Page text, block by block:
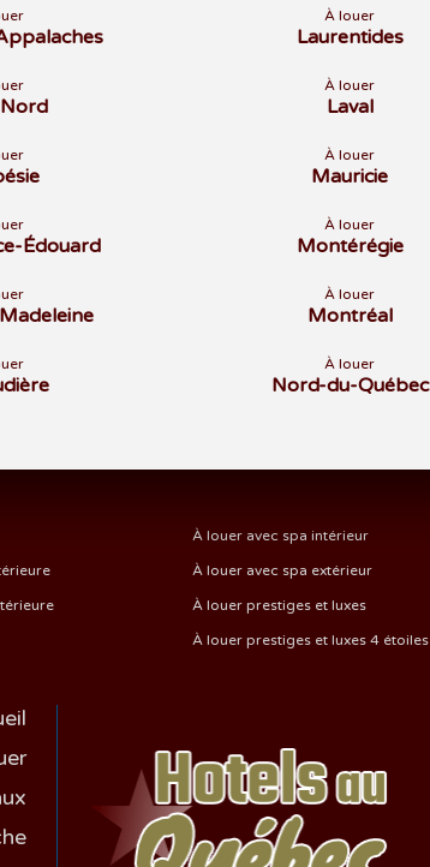
Édouard
À louer
Laurentides
À louer
Laval
À louer
Mauricie
À louer
Montérégie
À louer
Montréal
À louer
Nord-du-Québec
À louer avec spa intérieur
À louer avec spa extérieur
À louer prestiges et luxes
À louer prestiges et luxes 4 étoiles